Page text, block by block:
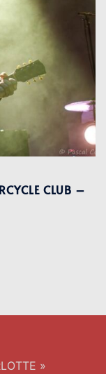
CLUB –
»